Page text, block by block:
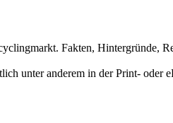
Fakten, Hintergründe,
unter anderem in der Print- oder